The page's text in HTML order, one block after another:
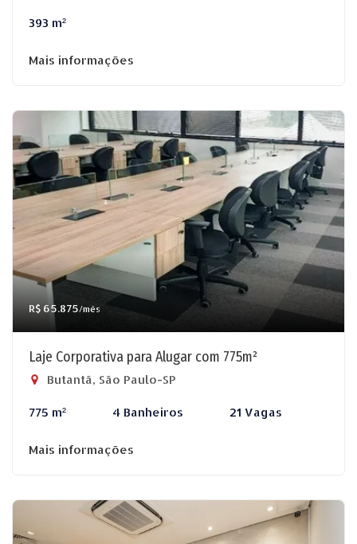
393 m²
Mais informações
R$ 65.875/mês
Laje Corporativa para Alugar com 775m²
Butantã, São Paulo-SP
775 m² 4 Banheiros 21 Vagas
Mais informações